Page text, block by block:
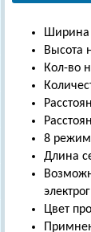
Ширина
Высота
Кол-во
8
Длина
Цвет